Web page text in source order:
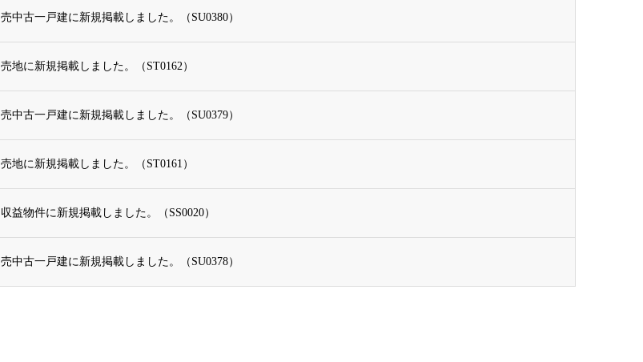
売中古一戸建に新規掲載しました。（SU0380）
売地に新規掲載しました。（ST0162）
売中古一戸建に新規掲載しました。（SU0379）
売地に新規掲載しました。（ST0161）
収益物件に新規掲載しました。（SS0020）
売中古一戸建に新規掲載しました。（SU0378）